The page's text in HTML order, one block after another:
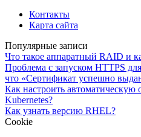
Контакты
Карта сайта
Популярные записи
Что такое аппаратный RAID и
Проблема с запуском HTTPS
что «Сертификат успешно
Как настроить автоматическую
Kubernetes?
Как узнать версию RHEL?
Cookie